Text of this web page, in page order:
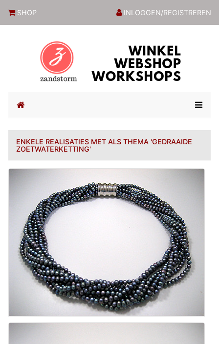
SHOP INLOGGEN/REGISTREREN
(current)
ENKELE REALISATIES MET ALS THEMA 'GEDRAAIDE
ZOETWATERKETTING'